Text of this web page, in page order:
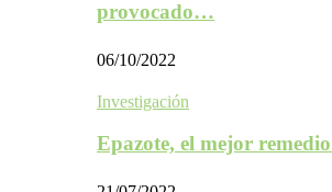
provocado…
06/10/2022
Investigación
Epazote, el mejor